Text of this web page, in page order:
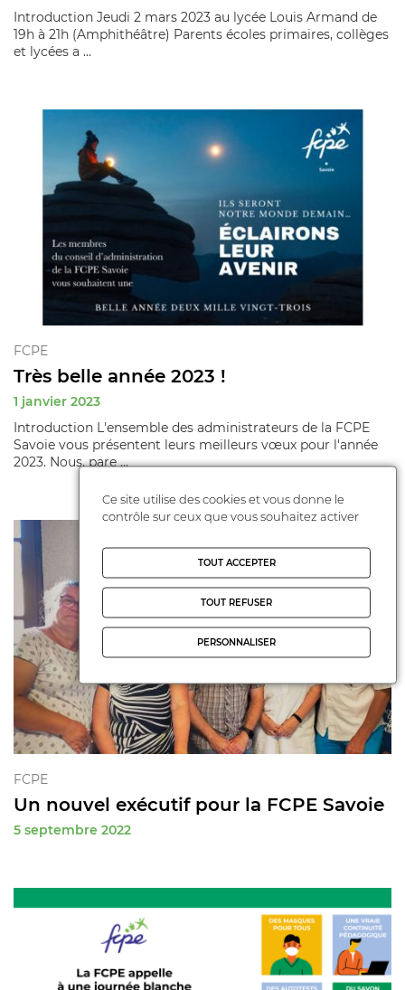
Introduction Jeudi 2 mars 2023 au lycée Louis Armand de
19h à 21h (Amphithéâtre) Parents écoles primaires, collèges
et lycées a ...
FCPE
Très belle année 2023 !
1 janvier 2023
Introduction L'ensemble des administrateurs de la FCPE
Savoie vous présentent leurs meilleurs vœux pour l'année
2023. Nous, pare ...
FCPE
Un nouvel exécutif pour la FCPE Savoie
5 septembre 2022
Ce site utilise des cookies et vous donne le
contrôle sur ceux que vous souhaitez activer
TOUT ACCEPTER
TOUT REFUSER
PERSONNALISER